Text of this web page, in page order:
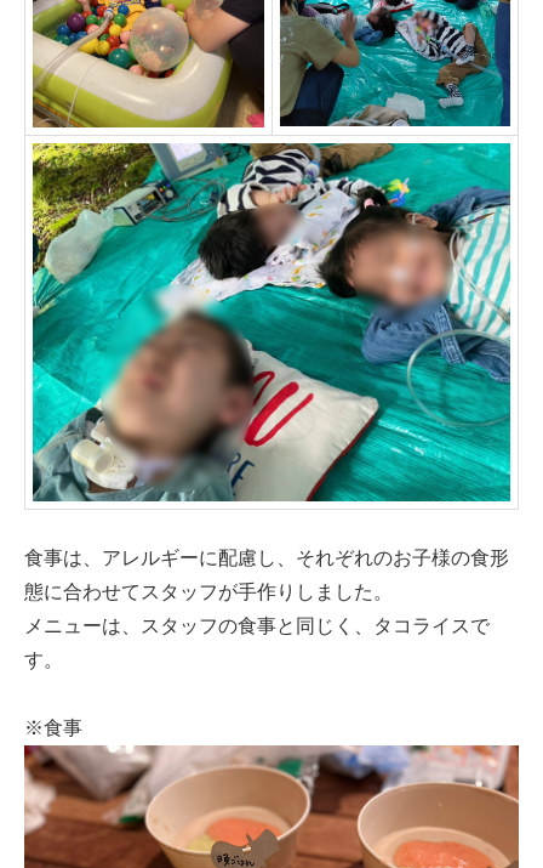
食事は、アレルギーに配慮し、それぞれのお子様の食形
態に合わせてスタッフが手作りしました。
メニューは、スタッフの食事と同じく、タコライスで
す。
※食事